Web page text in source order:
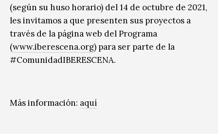
(según su huso horario) del 14 de octubre de 2021,
les invitamos a que presenten sus proyectos a
través de la página web del Programa
(www.iberescena.org) para ser parte de la
#ComunidadIBERESCENA.
Más información: aquí